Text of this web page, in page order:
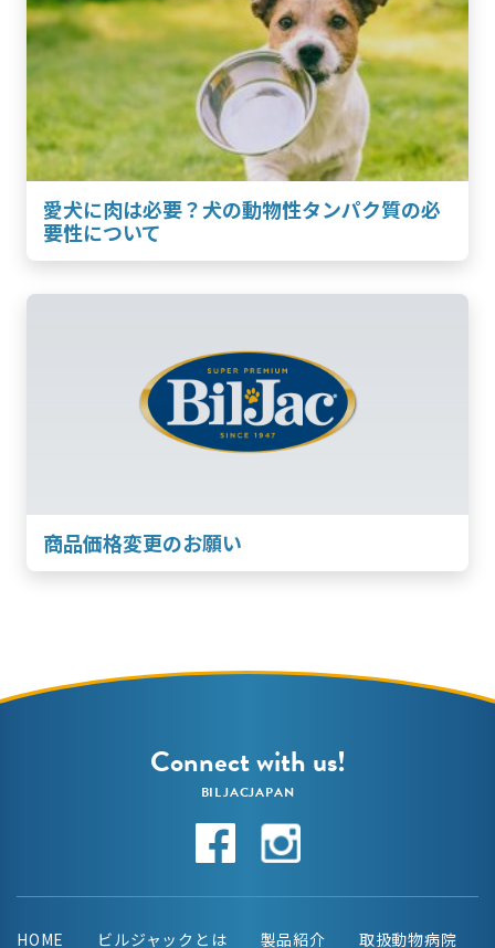
愛犬に肉は必要？犬の動物性タンパク質の必
要性について
商品価格変更のお願い
Connect with us!
BILJACJAPAN
HOME ビルジャックとは 製品紹介 取扱動物病院